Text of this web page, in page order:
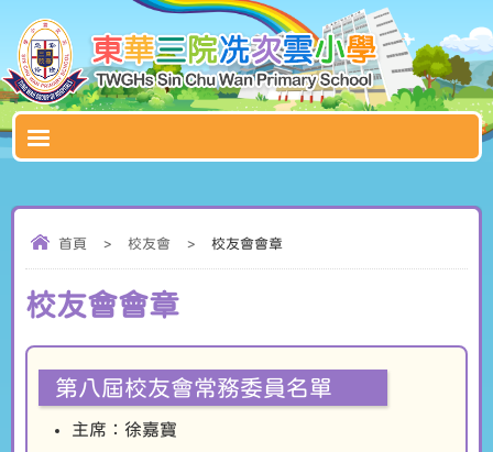
首頁 > 校友會 > 校友會會章
校友會會章
第八屆校友會常務委員名單
主席：徐嘉寶